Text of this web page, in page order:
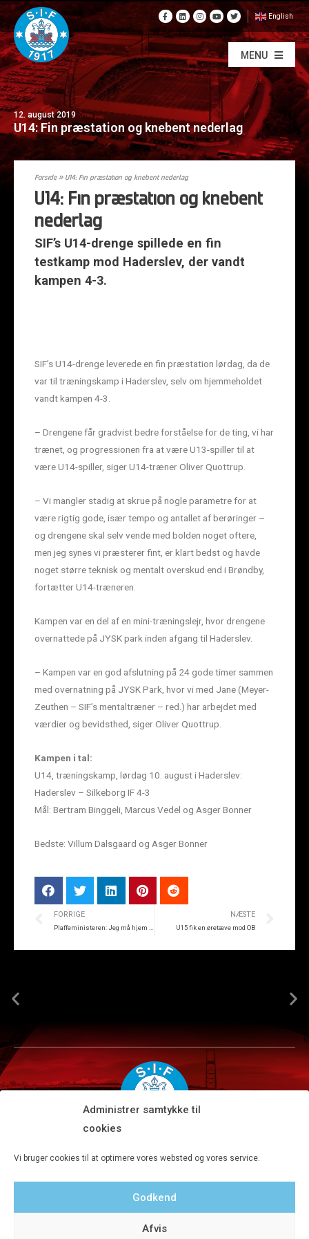
Administrer samtykke til
cookies
Vi bruger cookies til at optimere vores websted og vores service.
Godkend
Afvis
English
MENU
12. august 2019
U14: Fin præstation og knebent nederlag
Forside» U14: Fin præstation og knebent nederlag
U14: Fin præstation og knebent
nederlag
SIF’s U14-drenge spillede en fin
testkamp mod Haderslev, der vandt
kampen 4-3.
SIF’s U14-drenge leverede en fin præstation lørdag, da de
var til træningskamp i Haderslev, selv om hjemmeholdet
vandt kampen 4-3.
– Drengene får gradvist bedre forståelse for de ting, vi har
trænet, og progressionen fra at være U13-spiller til at
være U14-spiller, siger U14-træner Oliver Quottrup.
– Vi mangler stadig at skrue på nogle parametre for at
være rigtig gode, især tempo og antallet af berøringer –
og drengene skal selv vende med bolden noget oftere,
men jeg synes vi præsterer fint, er klart bedst og havde
noget større teknisk og mentalt overskud end i Brøndby,
fortætter U14-træneren.
Kampen var en del af en mini-træningslejr, hvor drengene
overnattede på JYSK park inden afgang til Haderslev.
– Kampen var en god afslutning på 24 gode timer sammen
med overnatning på JYSK Park, hvor vi med Jane (Meyer-
Zeuthen – SIF’s mentaltræner – red.) har arbejdet med
værdier og bevidsthed, siger Oliver Quottrup.
Kampen i tal:
U14, træningskamp, lørdag 10. august i Haderslev:
Haderslev – Silkeborg IF 4-3
Mål: Bertram Binggeli, Marcus Vedel og Asger Bonner
Bedste: Villum Dalsgaard og Asger Bonner
FORRIGE NÆSTE
U15 fik en øretæve mod OB